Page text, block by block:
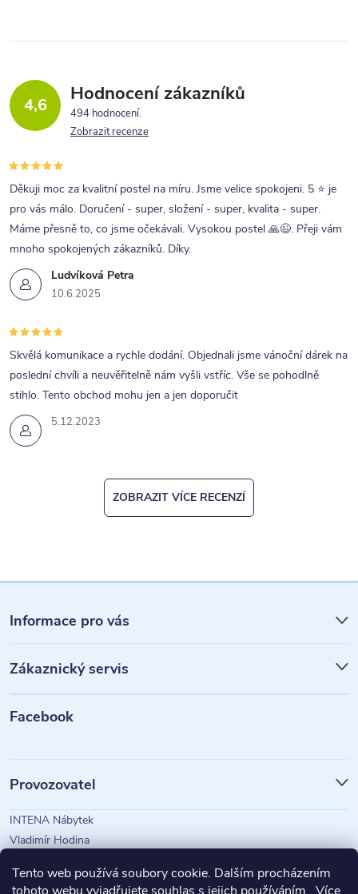
Tento web používá soubory cookie. Dalším procházením
4,6 Hodnocení zákazníků
494 hodnocení
Zobrazit recenze
Ludvíková Petra
10.6.2025
Děkuji moc za kvalitní postel na míru. Jsme velice spokojeni. 5 ⭐ je
pro vás málo. Doručení - super, složení - super, kvalita - super.
Máme přesně to, co jsme očekávali. Vysokou postel 🙏😉. Přeji vám
mnoho spokojených zákazníků. Díky.
5.12.2023
Skvělá komunikace a rychle dodání. Objednali jsme vánoční dárek na
poslední chvíli a neuvěřitelně nám vyšli vstříc. Vše se pohodlně
stihlo. Tento obchod mohu jen a jen doporučit
ZOBRAZIT VÍCE RECENZÍ
á
p
a
Informace pro vás
Zákaznický servis
Facebook
Provozovatel
INTENA Nábytek
Vladimír Hodina